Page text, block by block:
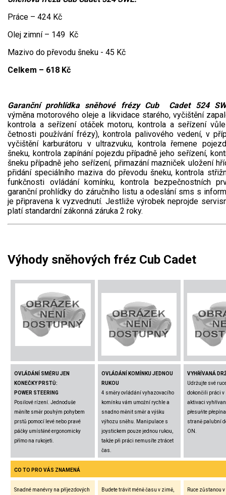
Práce – 424 Kč
Olej zimní – 149 Kč
Mazivo do převodu šneku - 45 Kč
Celkem – 618 Kč
Garanční prohlídka sněhové frézy Cub Cadet 524
výměna motorového oleje a likvidace starého, vyčištění
kontrola a seřízení otáček motoru, kontrola a seřízení
četnosti používání frézy), kontrola palivového vedení, v
vyčištění karburátoru v ultrazvuku, kontrola řemene
šneku, kontrola zapínání pojezdu případně jeho seřízení,
šneku případně jeho seřízení, přimazání mazniček uložení
přidání speciálního maziva do převodu šneku, kontrola
funkčnosti ovládání komínku, kontrola bezpečnostních
garanční prohlídky do záručního listu a odeslání sms s
je připravena k vyzvednutí. Jestliže výrobek neprojde
platí standardní zákonná záruka 2 roky.
Výhody sněhových fréz Cub Cadet
OVLÁDÁNÍ SMĚRU JEN
KONEČKY PRSTŮ:
POWER STEERING
Posilové rízení. Jednoduše
měníte směr pouhým pohybem
prstů pomocí levé nebo pravé
páčky umístěné ergonomicky
přímo na rukojeti.
OVLÁDÁNÍ KOMÍNKU JEDNOU
RUKOU
4 směry ovládání vyhazovacího
komínku vám umožní rychle a
snadno měnit směr a výšku
výhozu sněhu. Manipulace s
joystickem pouze jednou rukou,
takže při práci nemusíte ztrácet
čas.
VYHŘÍVANÁ
Udržujte své
dokončili práci v
aktivaci
přesuňte
straně palubní
ON.
CO TO PRO VÁS ZNAMENÁ
Snadné manévry na příjezdových
Budete trávit méně času v zimě,
Ruce zůstanou v